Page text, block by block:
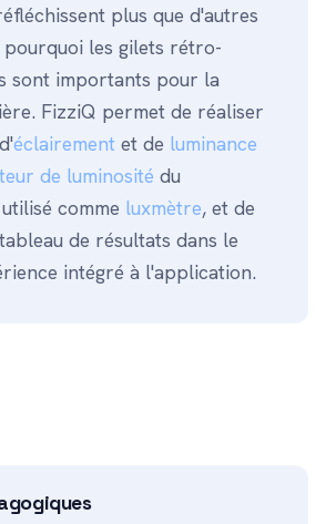
plus que d'autres
pourquoi les gilets rétro-
sont importants pour la
FizziQ permet de réaliser
éclairement et de luminance
de luminosité du
comme luxmètre, et de
de résultats dans le
intégré à l'application.